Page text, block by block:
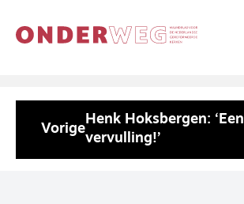
Vorige
Henk Hoksbergen:
vervulling!’